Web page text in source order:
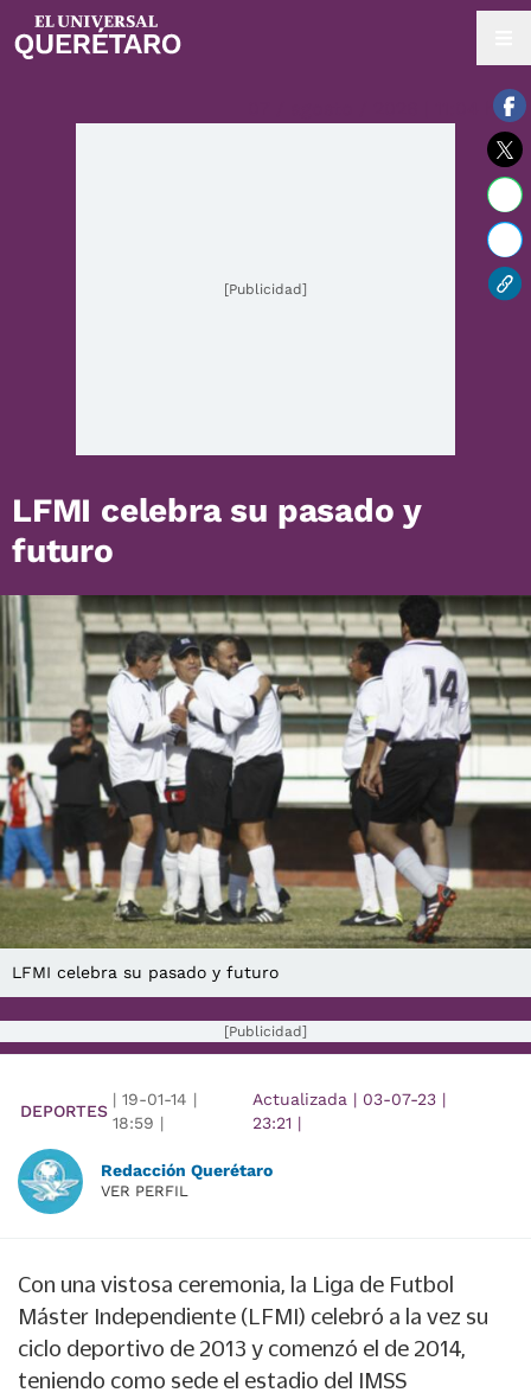
07 / agosto / 2026 | 11:04 hrs.
[Publicidad]
LFMI celebra su pasado y
futuro
LFMI celebra su pasado y futuro
[Publicidad]
DEPORTES
| 19-01-14 |
18:59 |
Actualizada | 03-07-23 |
23:21 |
Redacción Querétaro
VER PERFIL
Con una vistosa ceremonia, la Liga de Futbol
Máster Independiente (LFMI) celebró a la vez su
ciclo deportivo de 2013 y comenzó el de 2014,
teniendo como sede el estadio del IMSS